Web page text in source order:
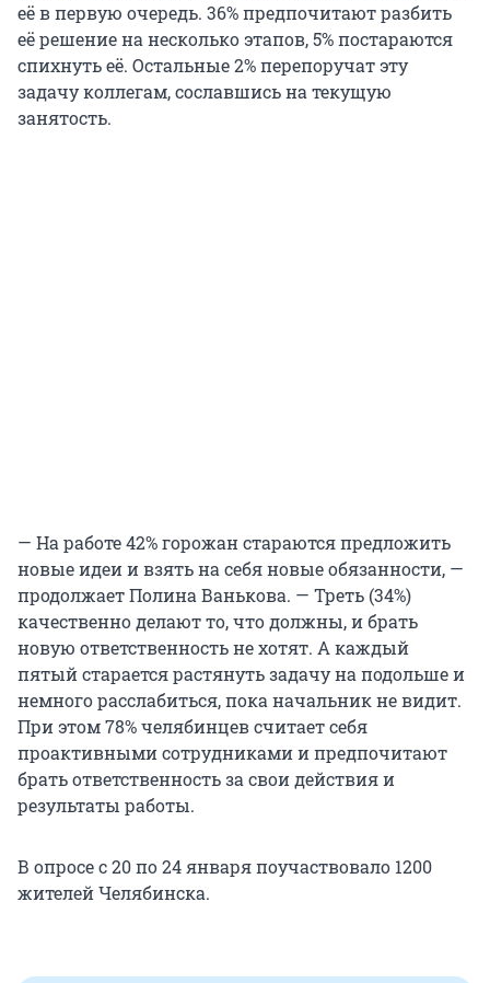
её в первую очередь. 36% предпочитают разбить
её решение на несколько этапов, 5% постараются
спихнуть её. Остальные 2% перепоручат эту
задачу коллегам, сославшись на текущую
занятость.
— На работе 42% горожан стараются предложить
новые идеи и взять на себя новые обязанности, —
продолжает Полина Ванькова. — Треть (34%)
качественно делают то, что должны, и брать
новую ответственность не хотят. А каждый
пятый старается растянуть задачу на подольше и
немного расслабиться, пока начальник не видит.
При этом 78% челябинцев считает себя
проактивными сотрудниками и предпочитают
брать ответственность за свои действия и
результаты работы.
В опросе с 20 по 24 января поучаствовало 1200
жителей Челябинска.